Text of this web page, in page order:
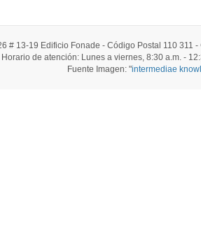
# 13-19 Edificio Fonade - Código Postal 110 311
Horario de atención: Lunes a viernes, 8:30 a.m. -
Fuente Imagen: "intermediae